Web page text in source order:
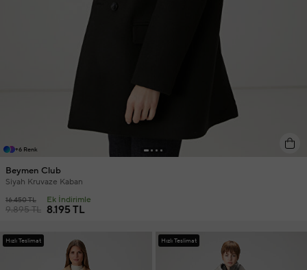
+6 Renk
Beymen Club
Siyah Kruvaze Kaban
16.450 TL
9.895 TL 8.195 TL
Ek İndirimle
Hızlı Teslimat Hızlı Teslimat